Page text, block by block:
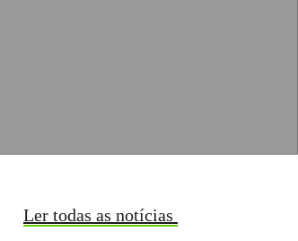
Ler todas as notícias